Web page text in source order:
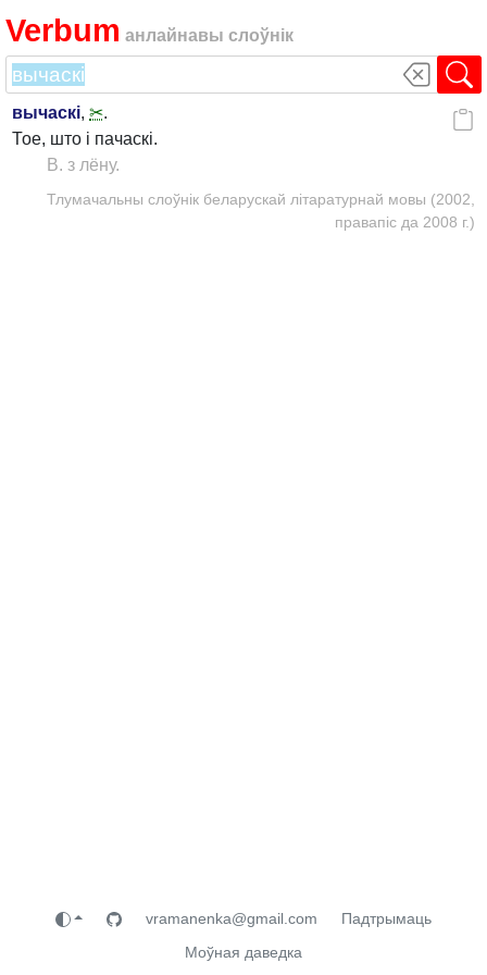
Verbum анлайнавы слоўнік
вычаскі, ✂.
Тое, што і пачаскі.
В. з лёну.
Тлумачальны слоўнік беларускай літаратурнай мовы (2002,
правапіс да 2008 г.)
vramanenka@gmail.com
Падтрымаць
Моўная даведка